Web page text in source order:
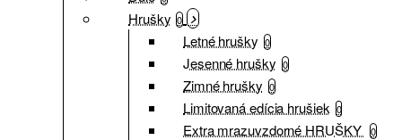
Hrušky 0
Letné hrušky 0
Jesenné hrušky 0
Zimné hrušky 0
Limitovaná edícia hrušiek 0
Extra mrazuvzdorné HRUŠKY 0